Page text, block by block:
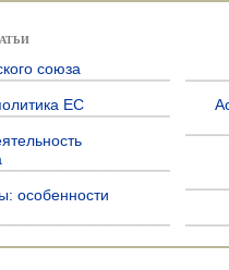
союза
ЕС
особенности